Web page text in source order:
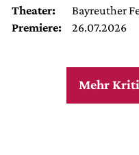
Theater:
Bayreuther
Premiere:
26.07.2026
Mehr